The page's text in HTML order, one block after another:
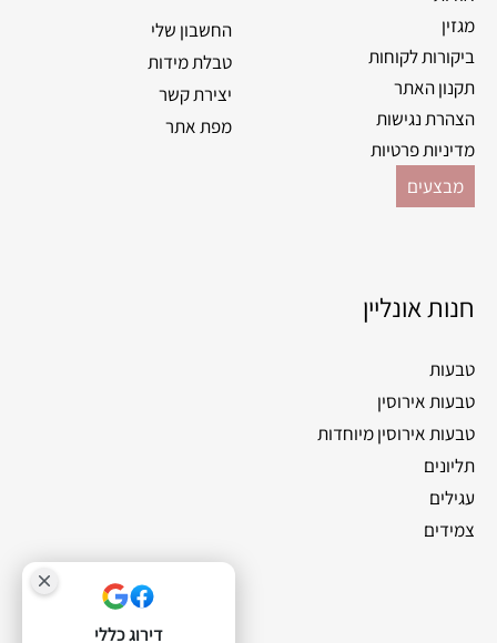
m
מגזין
ביקורות לקוחות
תקנון האתר
הצהרת נגישות
מדיניות פרטיות
מבצעים
החשבון שלי
טבלת מידות
יצירת קשר
מפת אתר
חנות אונליין
טבעות
טבעות אירוסין
טבעות אירוסין מיוחדות
תליונים
עגילים
צמידים
דירוג כללי